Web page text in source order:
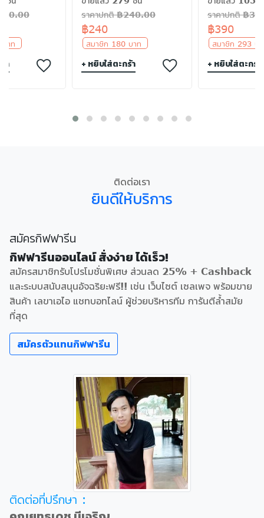
าท
า
ราคาปกติ ฿240.00
฿240
สมาชิก 180 บาท
+ หยิบใส่ตะกร้า
ราคาปกติ ฿
฿390
สมาชิก 293
+ หยิบใส่ตะกร้า
ติดต่อเรา
ยินดีให้บริการ
สมัครกิฟฟารีน
กิฟฟารีนออนไลน์ สั่งง่าย ได้เร็ว!
สมัครสมาชิกรับโปรโมชั่นพิเศษ ส่วนลด 25% + Cashback
และระบบสนับสนุนอัจฉริยะฟรี!! เช่น เว็บไซต์ เซลเพจ พร้อมขาย
สินค้า เลขาเอไอ แชทบอทไลน์ ผู้ช่วยบริหารทีม การันตีล้ำสมัย
ที่สุด
สมัครตัวแทนกิฟฟารีน
ติดต่อที่ปรึกษา :